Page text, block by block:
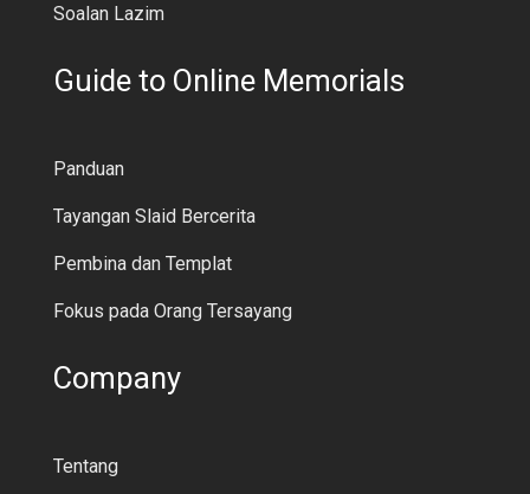
Soalan Lazim
Guide to Online Memorials
Panduan
Tayangan Slaid Bercerita
Pembina dan Templat
Fokus pada Orang Tersayang
Company
Tentang